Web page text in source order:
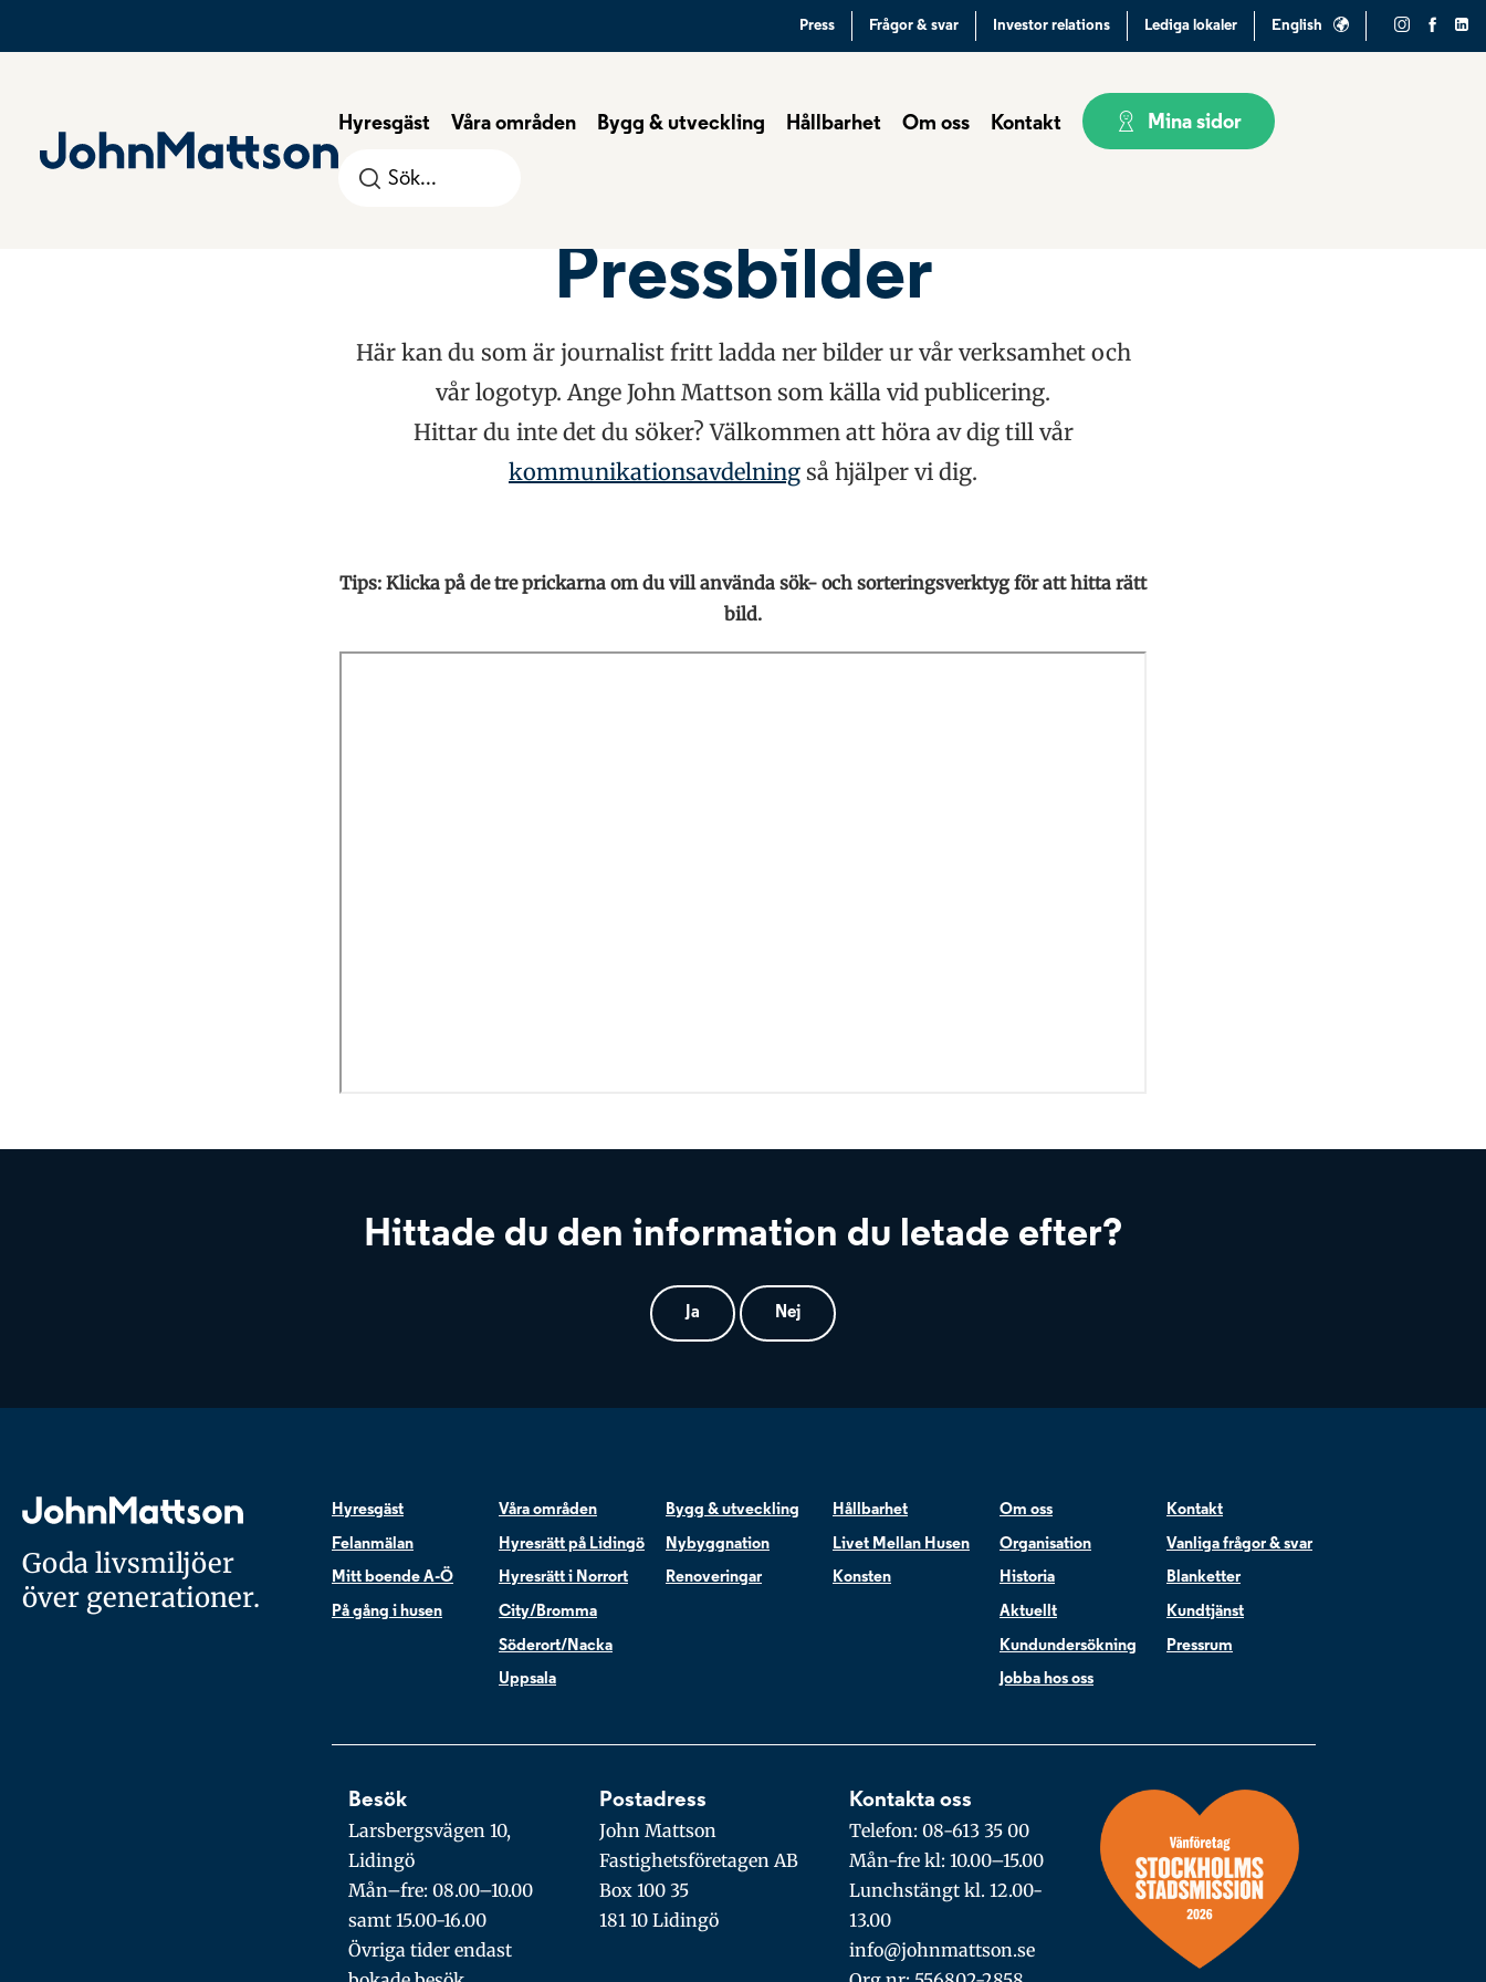
Press Frågor & svar Investor relations Lediga lokaler English
Hyresgäst Våra områden Bygg & utveckling Hållbarhet Om oss Kontakt Mina sidor
Sök
efter:
Pressbilder
Här kan du som är journalist fritt ladda ner bilder ur vår verksamhet och
vår logotyp. Ange John Mattson som källa vid publicering.
Hittar du inte det du söker? Välkommen att höra av dig till vår
kommunikationsavdelning så hjälper vi dig.
Tips: Klicka på de tre prickarna om du vill använda sök- och sorteringsverktyg för att hitta rätt
bild.
Hittade du den information du letade efter?
Ja Nej
Goda livsmiljöer
över generationer.
Hyresgäst
Felanmälan
Mitt boende A-Ö
På gång i husen
Våra områden
Hyresrätt på Lidingö
Hyresrätt i Norrort
City/Bromma
Söderort/Nacka
Uppsala
Bygg & utveckling
Nybyggnation
Renoveringar
Hållbarhet
Livet Mellan Husen
Konsten
Om oss
Organisation
Historia
Aktuellt
Kundundersökning
Jobba hos oss
Kontakt
Vanliga frågor & svar
Blanketter
Kundtjänst
Pressrum
Besök
Larsbergsvägen 10,
Lidingö
Mån–fre: 08.00–10.00
samt 15.00-16.00
Övriga tider endast
Postadress
John Mattson
Fastighetsföretagen AB
Box 100 35
181 10 Lidingö
Kontakta oss
Telefon: 08-613 35 00
Mån-fre kl: 10.00–15.00
Lunchstängt kl. 12.00-
13.00
info@johnmattson.se